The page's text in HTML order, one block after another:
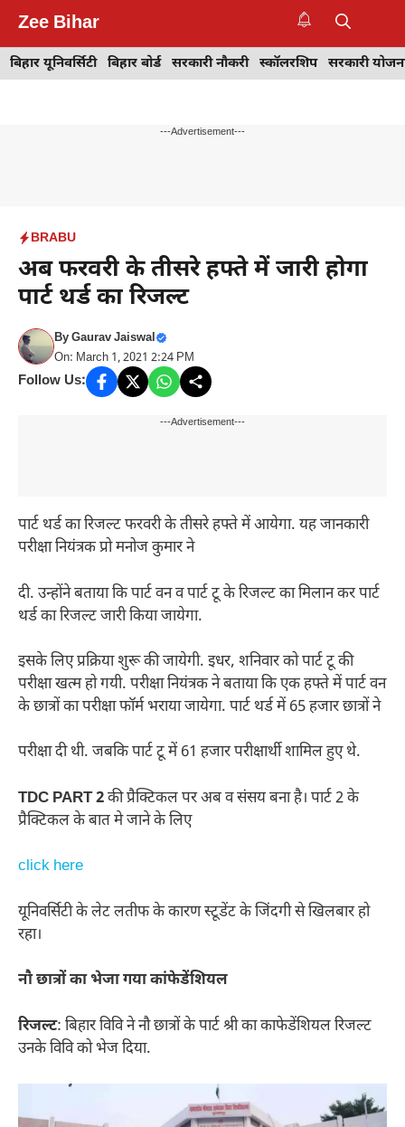
content
Zee Bihar
बिहार यूनिवर्सिटी बिहार बोर्ड सरकारी नौकरी स्कॉलरशिप सरकारी
---Advertisement---
BRABU
अब फरवरी के तीसरे हफ्ते में जारी होगा
पार्ट थर्ड का रिजल्ट
ByGaurav Jaiswal
On: March 1, 2021 2:24 PM
Follow Us:
---Advertisement---
पार्ट थर्ड का रिजल्ट फरवरी के तीसरे हफ्ते में आयेगा. यह जानकारी
परीक्षा नियंत्रक प्रो मनोज कुमार ने
दी. उन्होंने बताया कि पार्ट वन व पार्ट टू के रिजल्ट का मिलान कर पार्ट
थर्ड का रिजल्ट जारी किया जायेगा.
इसके लिए प्रक्रिया शुरू की जायेगी. इधर, शनिवार को पार्ट टू की
परीक्षा खत्म हो गयी. परीक्षा नियंत्रक ने बताया कि एक हफ्ते में पार्ट वन
के छात्रों का परीक्षा फॉर्म भराया जायेगा. पार्ट थर्ड में 65 हजार छात्रों ने
परीक्षा दी थी. जबकि पार्ट टू में 61 हजार परीक्षार्थी शामिल हुए थे.
TDC PART 2की प्रैक्टिकल पर अब व संसय बना है। पार्ट 2 के
प्रैक्टिकल के बात मे जाने के लिए
click here
यूनिवर्सिटी के लेट लतीफ के कारण स्टूडेंट के जिंदगी से खिलबार हो
रहा।
नौ छात्रों का भेजा गया कांफेडेंशियल
रिजल्ट: बिहार विवि ने नौ छात्रों के पार्ट श्री का काफेडेंशियल रिजल्ट
उनके विवि को भेज दिया.